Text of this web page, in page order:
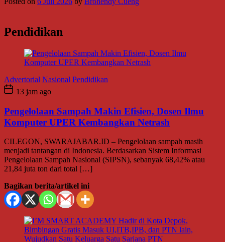
Pendidikan
Advertorial Nasional Pendidikan
13 jam ago
Pengelolaan Sampah Makin Efisien, Dosen Ilmu
Komputer UPER Kembangkan Netrash
CILEGON, SWARAJABAR.ID – Pengelolaan sampah masih
menjadi tantangan di Indonesia. Berdasarkan Sistem Informasi
Pengelolaan Sampah Nasional (SIPSN), sebanyak 68,42% atau
21,84 juta ton dari total […]
Bagikan berita/artikel ini